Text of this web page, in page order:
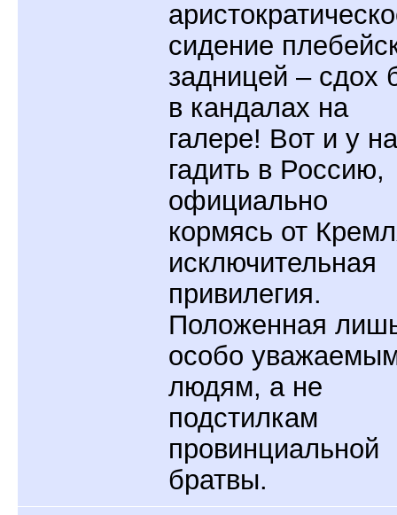
сидение
задницей – сдох
в кандалах на
галере! Вот и у
гадить в Россию,
официально
кормясь от
исключительная
привилегия.
Положенная
особо
людям, а не
подстилкам
провинциальной
братвы.